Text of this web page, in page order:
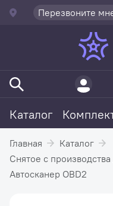
Перезвоните
Каталог
Главная
Каталог
Снятое с
Автосканер OBD2